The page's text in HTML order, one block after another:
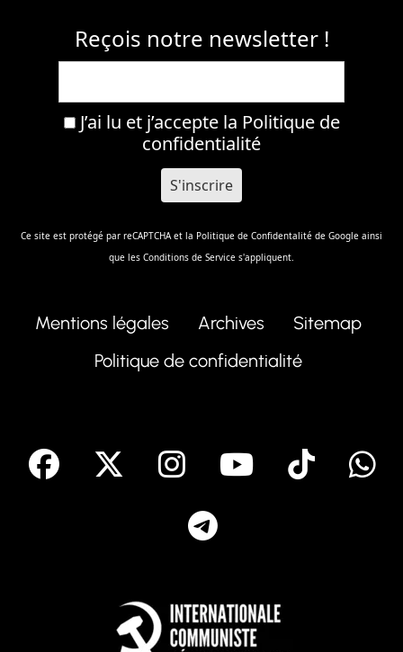
Reçois notre newsletter !
J’ai lu et j’accepte la Politique de
confidentialité
Ce site est protégé par reCAPTCHA et la Politique de Confidentalité de Google ainsi
que les Conditions de Service s'appliquent.
Mentions légales Archives
Sitemap
Politique de confidentialité
facebook Instagram
Youtube
Tik